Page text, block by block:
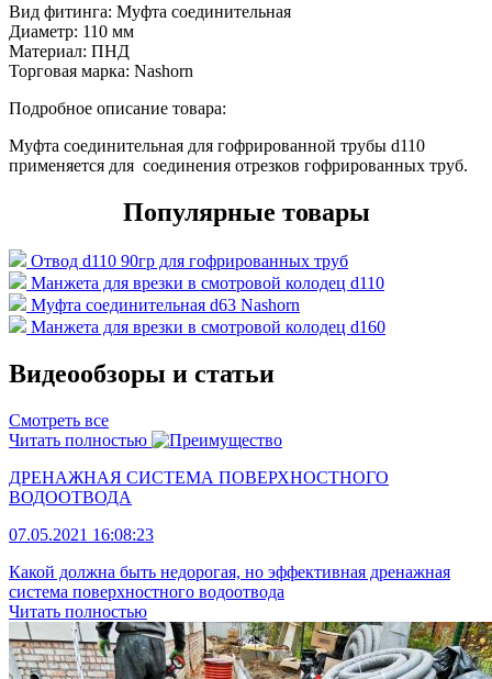
Вид фитинга: Муфта соединительная
Диаметр: 110 мм
Материал: ПНД
Торговая марка: Nashorn
Подробное описание товара:
Муфта соединительная для гофрированной трубы d110
применяется для соединения отрезков гофрированных труб.
Популярные товары
Отвод d110 90гр для гофрированных труб
Манжета для врезки в смотровой колодец d110
Муфта соединительная d63 Nashorn
Манжета для врезки в смотровой колодец d160
Видеообзоры и статьи
Смотреть все
Читать полностью
ДРЕНАЖНАЯ СИСТЕМА ПОВЕРХНОСТНОГО
ВОДООТВОДА
07.05.2021 16:08:23
Какой должна быть недорогая, но эффективная дренажная
система поверхностного водоотвода
Читать полностью